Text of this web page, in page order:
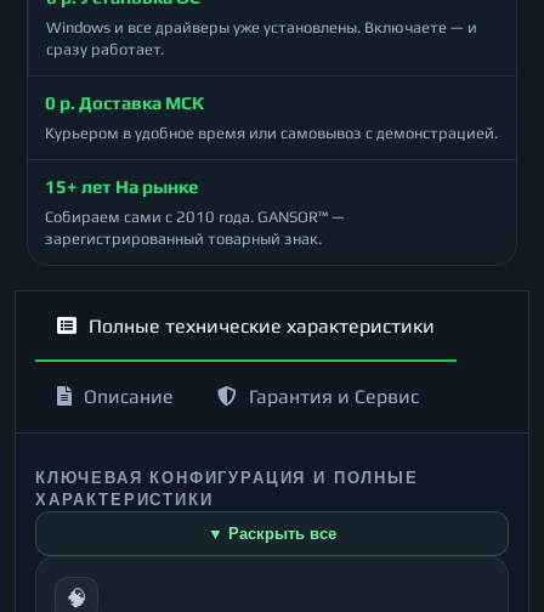
Windows и все драйверы уже установлены. Включаете — и
сразу работает.
0 р. Доставка МСК
Курьером в удобное время или самовывоз с демонстрацией.
15+ лет На рынке
Собираем сами с 2010 года. GANSOR™ —
зарегистрированный товарный знак.
Полные технические характеристики
Описание Гарантия и Сервис
КЛЮЧЕВАЯ КОНФИГУРАЦИЯ И ПОЛНЫЕ
ХАРАКТЕРИСТИКИ
▼ Раскрыть все
🧠